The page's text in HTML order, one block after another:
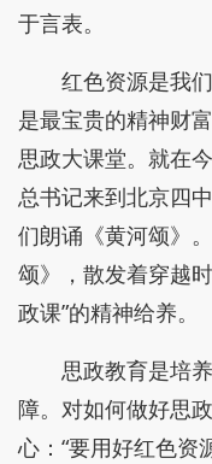
于言表。
红色资源是我
是最宝贵的精神财
思政大课堂。就在
总书记来到北京四
们朗诵《黄河颂》
颂》，散发着穿越
政课”的精神给养。
思政教育是培
障。对如何做好思
心：“要用好红色资